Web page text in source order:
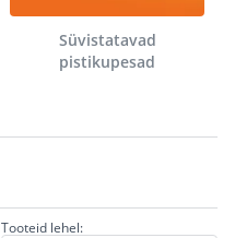
Süvistatavad
pistikupesad
Tooteid lehel: